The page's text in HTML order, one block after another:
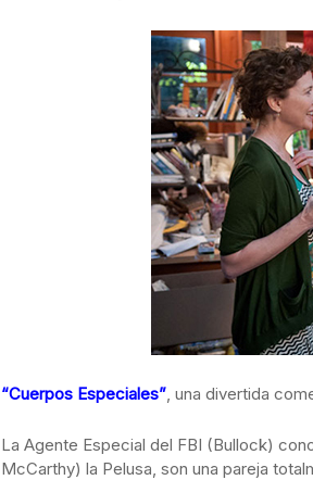
“Cuerpos Especiales”, una divertida
La Agente Especial del FBI (Bullock)
McCarthy) la Pelusa, son una pareja